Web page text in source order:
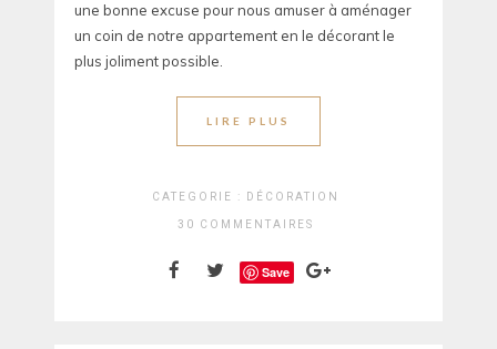
une bonne excuse pour nous amuser à aménager
un coin de notre appartement en le décorant le
plus joliment possible.
LIRE PLUS
CATEGORIE : DÉCORATION
30 COMMENTAIRES
Save